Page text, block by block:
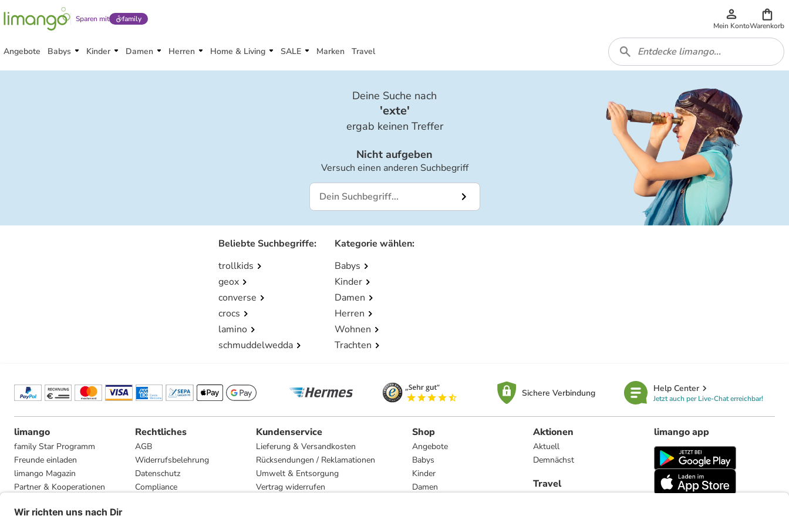
Sparen mit family
Mein KontoWarenkorb
Angebote Babys Kinder Damen Herren Home & Living SALE Marken Travel
Deine Suche nach
'exte'
ergab keinen Treffer
Nicht aufgeben
Versuch einen anderen Suchbegriff
Beliebte Suchbegriffe:
trollkids
geox
converse
crocs
lamino
schmuddelwedda
Kategorie wählen:
Babys
Kinder
Damen
Herren
Wohnen
Trachten
Sichere Verbindung Help Center
Jetzt auch per Live-Chat erreichbar!
limango
family Star Programm
Freunde einladen
limango Magazin
Partner & Kooperationen
Presse
Rechtliches
AGB
Widerrufsbelehrung
Datenschutz
Compliance
Kundenservice
Lieferung & Versandkosten
Rücksendungen / Reklamationen
Umwelt & Entsorgung
Vertrag widerrufen
Shop
Angebote
Babys
Kinder
Damen
Aktionen
Aktuell
Demnächst
Travel
limango app